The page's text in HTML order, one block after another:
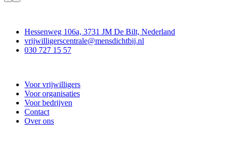
Hessenweg 106a, 3731 JM De Bilt, Nederland
vrijwilligerscentrale@mensdichtbij.nl
030 727 15 57
Voor vrijwilligers
Voor organisaties
Voor bedrijven
Contact
Over ons